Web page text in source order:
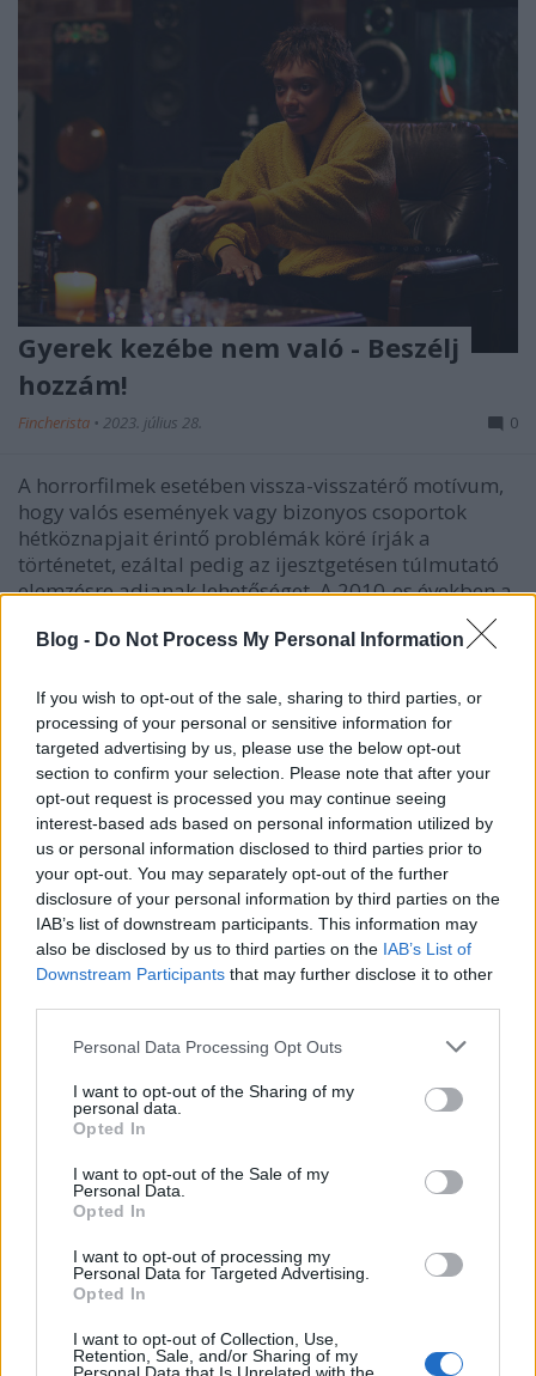
Blog - Do Not Process My Personal Information
If you wish to opt-out of the sale, sharing to third parties, or
processing of your personal or sensitive information for
targeted advertising by us, please use the below opt-out
section to confirm your selection. Please note that after your
opt-out request is processed you may continue seeing
interest-based ads based on personal information utilized by
us or personal information disclosed to third parties prior to
your opt-out. You may separately opt-out of the further
disclosure of your personal information by third parties on the
IAB’s list of downstream participants. This information may
also be disclosed by us to third parties on the IAB’s List of
Downstream Participants that may further disclose it to other
Please note that this website/app uses one or more Google
not limited to your visit or usage behaviour. You may click to
grant or deny consent to Google and its third-party tags to
use your data for below specified purposes in below Google
consent section.
Personal Data Processing Opt Outs
I want to opt-out of the Sharing of my
personal data.
Opted In
I want to opt-out of the Sale of my
Personal Data.
Opted In
I want to opt-out of processing my
Personal Data for Targeted Advertising.
Opted In
I want to opt-out of Collection, Use,
Retention, Sale, and/or Sharing of my
Gyerek kezébe nem való - Beszélj
hozzám!
Fincherista • 2023. július 28. 0
A horrorfilmek esetében vissza-visszatérő motívum,
hogy valós események vagy bizonyos csoportok
hétköznapjait érintő problémák köré írják a
történetet, ezáltal pedig az ijesztgetésen túlmutató
elemzésre adjanak lehetőséget. A 2010-es években a
művészfilmesebb megközelítésű horrorokat el is
nevezte a…
Az ember, aki felébresztette a Napot
- Oppenheimer
Duba Dániel
Az atom a görög “atomosz” szóból ered, jelentése
náci Németországban, amikor Otto Hahn, Lise
Meitner és Fritz Strassman megosztotta a
megoszthatatlant, és tanúja volt az első irányított
maghasadásnak, miközben neutronokkal
bombáztak egy uránium…